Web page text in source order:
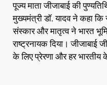
पूज्य माता जीजाबाई की
मुख्यमंत्री डॉ. यादव ने कहा
संस्कार और मातृत्व ने भारत
राष्ट्रनायक दिया। जीजाबाई
के लिए प्रेरणा और हर भारतीय